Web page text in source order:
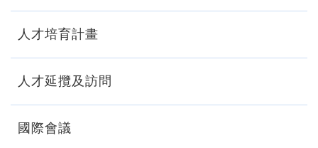
人才培育計畫
人才延攬及訪問
國際會議